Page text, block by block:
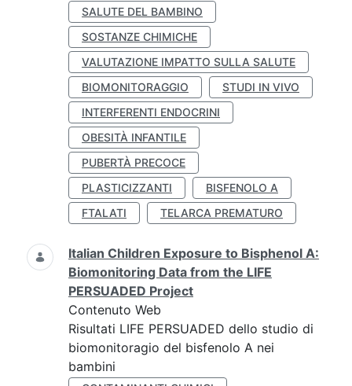
SALUTE DEL BAMBINO
SOSTANZE CHIMICHE
VALUTAZIONE IMPATTO SULLA SALUTE
BIOMONITORAGGIO
STUDI IN VIVO
INTERFERENTI ENDOCRINI
OBESITÀ INFANTILE
PUBERTÀ PRECOCE
PLASTICIZZANTI
BISFENOLO A
FTALATI
TELARCA PREMATURO
Italian Children Exposure to Bisphenol A:
Biomonitoring Data from the LIFE
PERSUADED Project
Contenuto Web
Risultati LIFE PERSUADED dello studio di
biomonitoragio del bisfenolo A nei
bambini